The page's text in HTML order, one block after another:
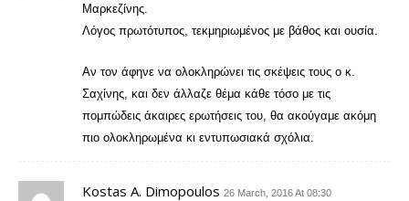
Μαρκεζίνης.
Λόγος πρωτότυπος, τεκμηριωμένος με βάθος και ουσία.
Αν τον άφηνε να ολοκληρώνει τις σκέψεις τους ο κ.
Σαχίνης, και δεν άλλαζε θέμα κάθε τόσο με τις
πομπώδεις άκαιρες ερωτήσεις του, θα ακούγαμε ακόμη
πιο ολοκληρωμένα κι εντυπωσιακά σχόλια.
Kostas A. Dimopoulos 26 March, 2016 At 08:30